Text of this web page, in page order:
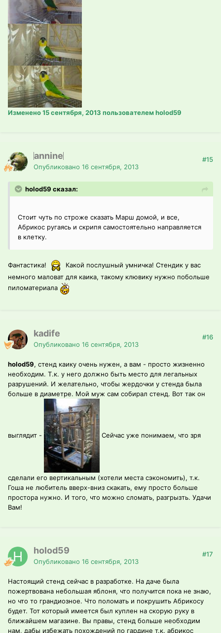
Изменено15 сентября, 2013 пользователем holod59
annine
Опубликовано 16 сентября, 2013
#15
holod59 сказал:
Стоит чуть по строже сказать Марш домой, и все,
Абрикос ругаясь и скрипя самостоятельно направляется
в клетку.
Фантастика!
Какой послушный умничка! Стендик у вас
немного маловат для каика, такому клювику нужно побольше
пиломатериала
kadife
Опубликовано 16 сентября, 2013
#16
holod59, стенд каику очень нужен, а вам - просто жизненно
необходим. Т.к. у него должно быть место для легальных
разрушений. И желательно, чтобы жердочки у стенда была
больше в диаметре. Мой муж сам собирал стенд. Вот так он
выглядит - Сейчас уже понимаем, что зря
сделали его вертикальным (хотели места сэкономить), т.к.
Гоша не любитель вверх-вниз скакать, ему просто больше
простора нужно. И того, что можно сломать, разгрызть. Удачи
Вам!
holod59
Опубликовано 16 сентября, 2013
#17
Настоящий стенд сейчас в разработке. На даче была
пожертвована небольшая яблоня, что получится пока не знаю,
но что то грандиозное. Что поломать и покрушить Абрикосу
будет. Тот который имеется был куплен на скорую руку в
ближайшем магазине. Вы правы, стенд больше необходим
нам, дабы избежать похождений по гардине т.к. абрикос